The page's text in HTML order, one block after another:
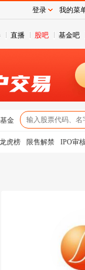
直播 股吧 基金吧
金
龙虎榜 限售解禁 IPO审
登录 我的菜